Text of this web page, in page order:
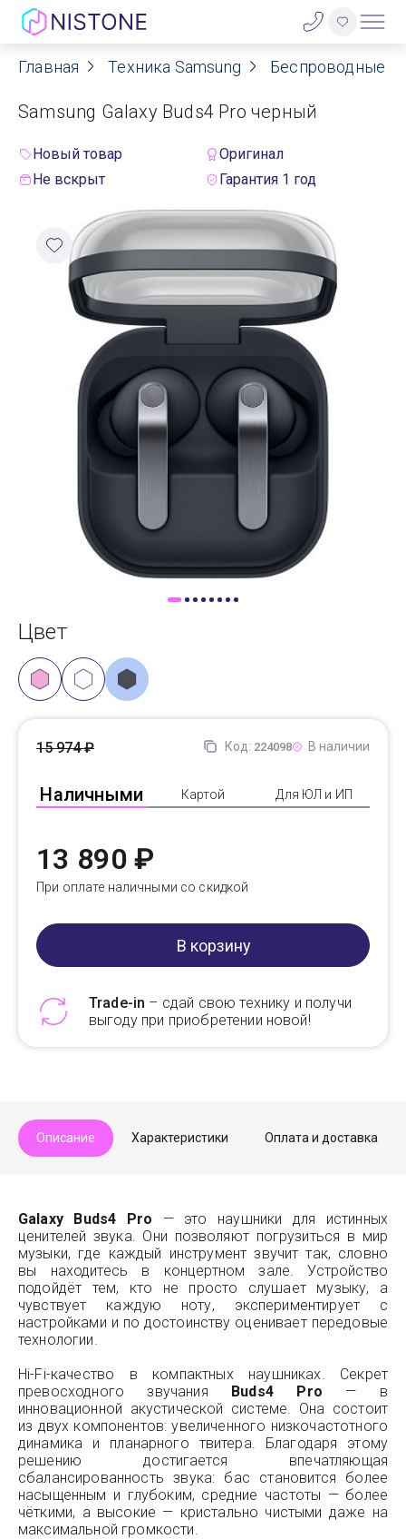
Акции
О нас
Договор оферты
Реквизиты
Контакты
Гарантия
Оплата
Доставка
Самовывоз
Trade-In
Главная Техника Samsung Беспроводные
Samsung Galaxy Buds4 Pro черный
Новый товар
Оригинал
Не вскрыт
Гарантия 1 год
Цвет
Код: 224098 В наличии
Наличными Картой Для ЮЛ и ИП
15 974 ₽
13 890 ₽
При оплате наличными со скидкой
В корзину
Trade-in – сдай свою технику и получи
выгоду при приобретении новой!
Описание Характеристики Оплата и доставка
Galaxy Buds4 Pro — это наушники для истинных
ценителей звука. Они позволяют погрузиться в мир
музыки, где каждый инструмент звучит так, словно
вы находитесь в концертном зале. Устройство
подойдёт тем, кто не просто слушает музыку, а
чувствует каждую ноту, экспериментирует с
настройками и по достоинству оценивает передовые
технологии.
Hi-Fi-качество в компактных наушниках. Секрет
превосходного звучания Buds4 Pro — в
инновационной акустической системе. Она состоит
из двух компонентов: увеличенного низкочастотного
динамика и планарного твитера. Благодаря этому
решению достигается впечатляющая
сбалансированность звука: бас становится более
насыщенным и глубоким, средние частоты — более
чёткими, а высокие — кристально чистыми даже на
максимальной громкости.